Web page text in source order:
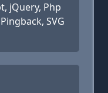
jQuery, Php
SVG